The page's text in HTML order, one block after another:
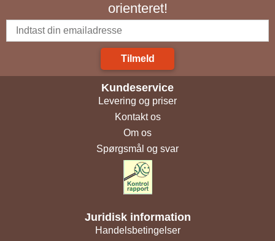
orienteret!
Tilmeld
Kundeservice
Levering og priser
Kontakt os
Om os
Spørgsmål og svar
Juridisk information
Handelsbetingelser